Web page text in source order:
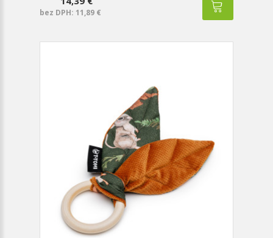
bez DPH: 11,89 €